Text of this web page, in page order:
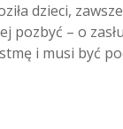
dzieci,
pozbyć – o
i musi być